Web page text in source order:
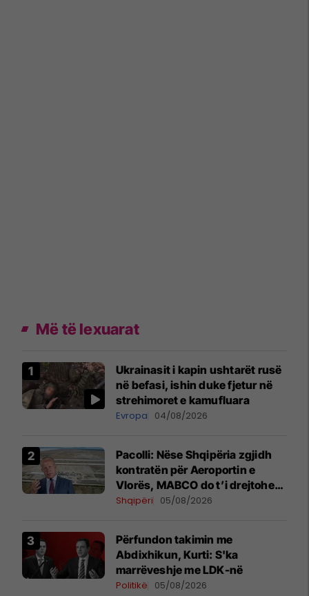
Më të lexuarat
Ukrainasit i kapin ushtarët rusë
në befasi, ishin duke fjetur në
strehimoret e kamufluara
Evropa 04/08/2026
Pacolli: Nëse Shqipëria zgjidh
kontratën për Aeroportin e
Vlorës, MABCO do t’i drejtohet
arbitrazhit ndërkombëtar
Shqipëri 05/08/2026
Përfundon takimin me
Abdixhikun, Kurti: S'ka
marrëveshje me LDK-në
Politikë 05/08/2026